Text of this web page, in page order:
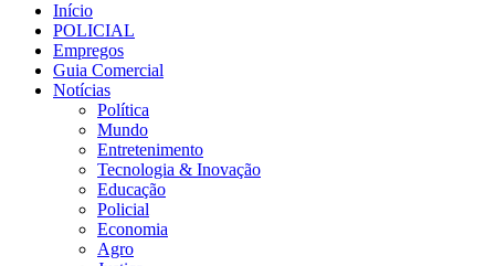
Início
POLICIAL
Empregos
Guia Comercial
Notícias
Política
Mundo
Entretenimento
Tecnologia & Inovação
Educação
Policial
Economia
Agro